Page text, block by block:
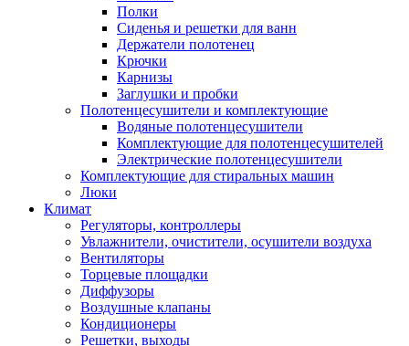
Полки
Сиденья и решетки для ванн
Держатели полотенец
Крючки
Карнизы
Заглушки и пробки
Полотенцесушители и комплектующие
Водяные полотенцесушители
Комплектующие для полотенцесушителей
Электрические полотенцесушители
Комплектующие для стиральных машин
Люки
Климат
Регуляторы, контроллеры
Увлажнители, очистители, осушители воздуха
Вентиляторы
Торцевые площадки
Диффузоры
Воздушные клапаны
Кондиционеры
Решетки, выходы